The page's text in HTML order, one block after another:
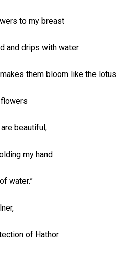
to my breast
and drips with water.
them bloom like the lotus.
flowers
beautiful,
my hand
water.”
of Hathor.